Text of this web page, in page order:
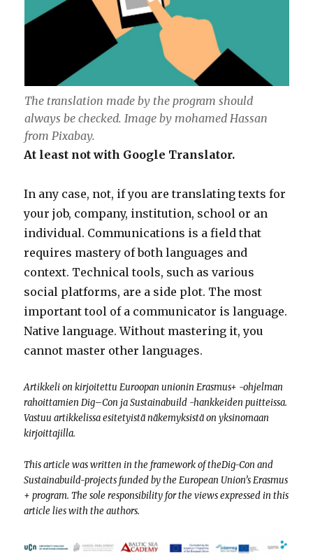
The translation made by the program should
always be checked. Image by mohamed Hassan
from Pixabay.
At least not with Google Translator.
In any case, not, if you are translating texts for
your job, company, institution, school or an
individual. Communications is a field that
requires mastery of both languages ​​and
context. Technical tools, such as various
social platforms, are a side plot. The most
important tool of a communicator is language.
Native language. Without mastering it, you
cannot master other languages.
Artikkeli on kirjoitettu Euroopan unionin Erasmus+ -ohjelman
rahoittamien Dig–Con ja Sustainabuild -hankkeiden puitteissa.
Vastuu artikkelissa esitetyistä näkemyksistä on yksinomaan
kirjoittajilla.
This article was written in the framework of theDig-Con and
Sustainabuild-projects funded by the European Union’s Erasmus
+ program. The sole responsibility for the views expressed in this
article lies with the authors.